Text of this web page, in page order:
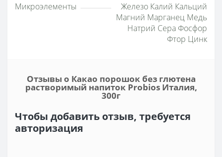
Микроэлементы
Железо Калий Кальций
Магний Марганец Медь
Натрий Сера Фосфор
Фтор Цинк
Отзывы о Какао порошок без глютена
растворимый напиток Probios Италия,
300г
Чтобы добавить отзыв, требуется
авторизация